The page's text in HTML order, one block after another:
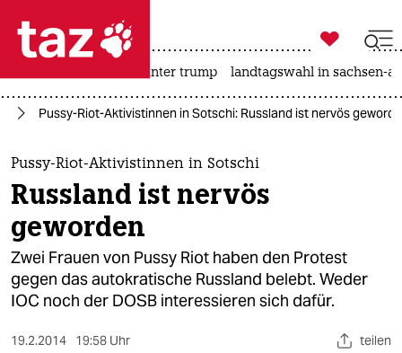
 taz zahl ich
taz zahl ich
themen
politik
öko
gesellschaft

taz zahl ich
usa unter trump landtagswahl in sachsen-
Pussy-Riot-Aktivistinnen in Sotschi: Russland ist nervös
Pussy-Riot-Aktivistinnen in Sotschi
Russland ist nervös
geworden
Zwei Frauen von Pussy Riot haben den Protest
gegen das autokratische Russland belebt. Weder
IOC noch der DOSB interessieren sich dafür.
19.2.2014 19:58 Uhr teilen